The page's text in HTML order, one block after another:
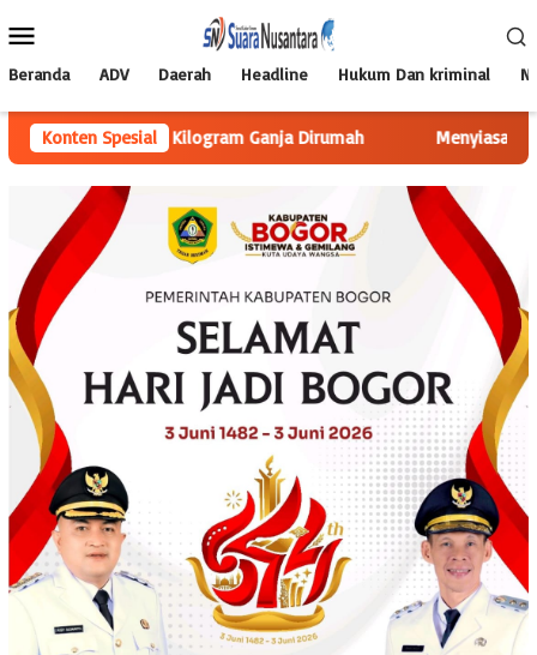
ke
Mobile
Beranda ADV Daerah Headline Hukum Dan kriminal
Konten Spesial
12,8 Kilogram Ganja Dirumah Menyiasati Minimnya